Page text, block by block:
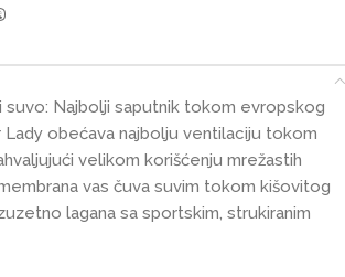
Najbolji saputnik tokom evropskog
Lady obećava najbolju ventilaciju tokom
velikom korišćenju mrežastih
vas čuva suvim tokom kišovitog
lagana sa sportskim, strukiranim